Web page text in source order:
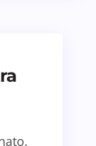
browser